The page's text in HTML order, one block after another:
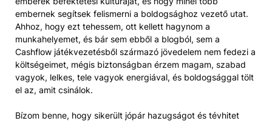
embernek segítsek felismerni a boldogsághoz vezető utat.
Ahhoz, hogy ezt tehessem, ott kellett hagynom a
munkahelyemet, és bár sem ebből a blogból, sem a
Cashflow játékvezetésből származó jövedelem nem fedezi a
költségeimet, mégis biztonságban érzem magam, szabad
vagyok, lelkes, tele vagyok energiával, és boldogsággal tölt
el az, amit csinálok.
Bízom benne, hogy sikerült jópár hazugságot és tévhitet